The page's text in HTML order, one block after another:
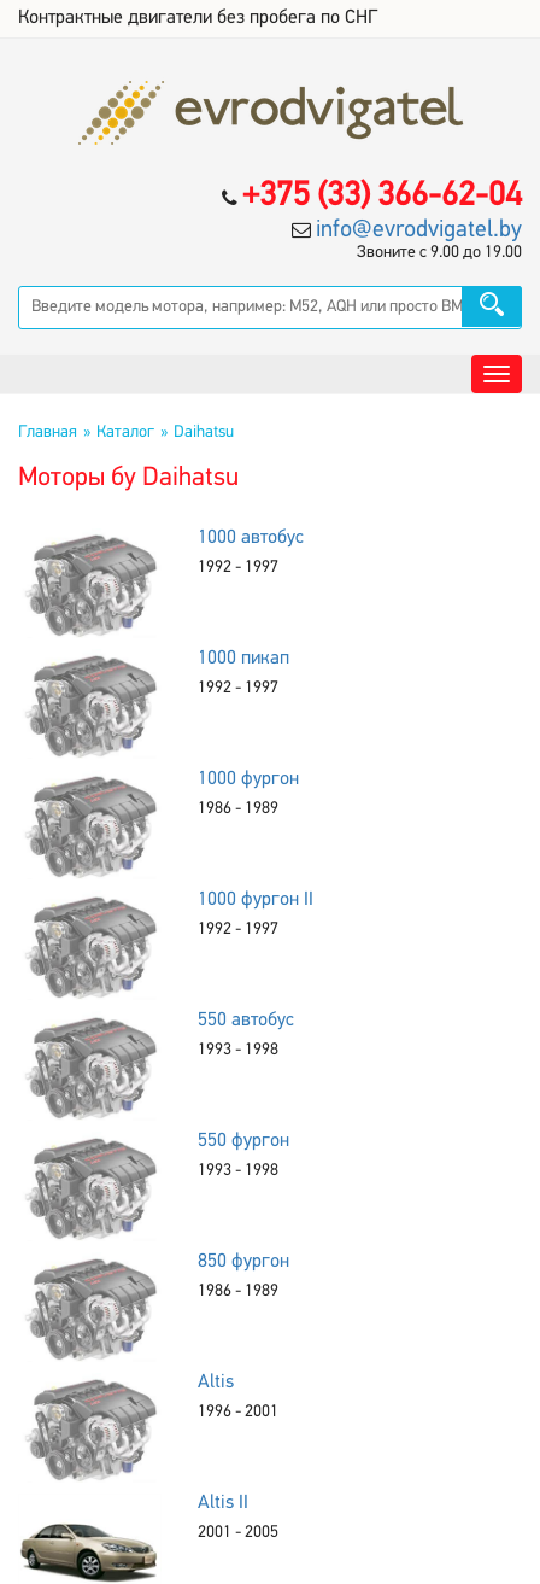
Контрактные двигатели без пробега по СНГ
+375 (33) 366-62-04
info@evrodvigatel.by
Звоните с 9.00 до 19.00
Главная Каталог Daihatsu
Моторы бу Daihatsu
1000 автобус
1992 - 1997
1000 пикап
1992 - 1997
1000 фургон
1986 - 1989
1000 фургон II
1992 - 1997
550 автобус
1993 - 1998
550 фургон
1993 - 1998
850 фургон
1986 - 1989
Altis
1996 - 2001
Altis II
2001 - 2005